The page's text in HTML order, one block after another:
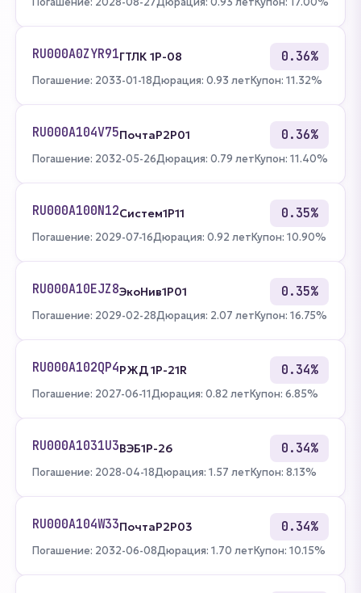
RU000A0ZYR91ГТЛК 1P-08 0.36%
Погашение: 2033-01-18Дюрация: 0.93 летКупон: 11.32%
RU000A104V75ПочтаР2P01 0.36%
Погашение: 2032-05-26Дюрация: 0.79 летКупон: 11.40%
RU000A100N12Систем1P11 0.35%
Погашение: 2029-07-16Дюрация: 0.92 летКупон: 10.90%
RU000A10EJZ8ЭкоНив1Р01 0.35%
Погашение: 2029-02-28Дюрация: 2.07 летКупон: 16.75%
RU000A102QP4РЖД 1Р-21R 0.34%
Погашение: 2027-06-11Дюрация: 0.82 летКупон: 6.85%
RU000A1031U3ВЭБ1P-26 0.34%
Погашение: 2028-04-18Дюрация: 1.57 летКупон: 8.13%
RU000A104W33ПочтаР2P03 0.34%
Погашение: 2032-06-08Дюрация: 1.70 летКупон: 10.15%